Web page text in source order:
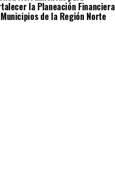
la Planeación Financiera
de la Región Norte